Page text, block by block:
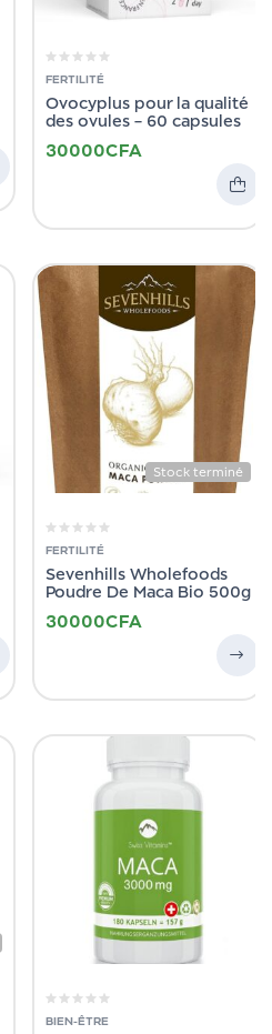
FERTILITÉ
Ovocyplus pour la qualité
des ovules – 60 capsules
30000CFA
Stock terminé
FERTILITÉ
Sevenhills Wholefoods
Poudre De Maca Bio 500g
30000CFA
BIEN-ÊTRE